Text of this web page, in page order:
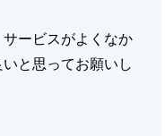
ービスがよくなか
と思ってお願いし